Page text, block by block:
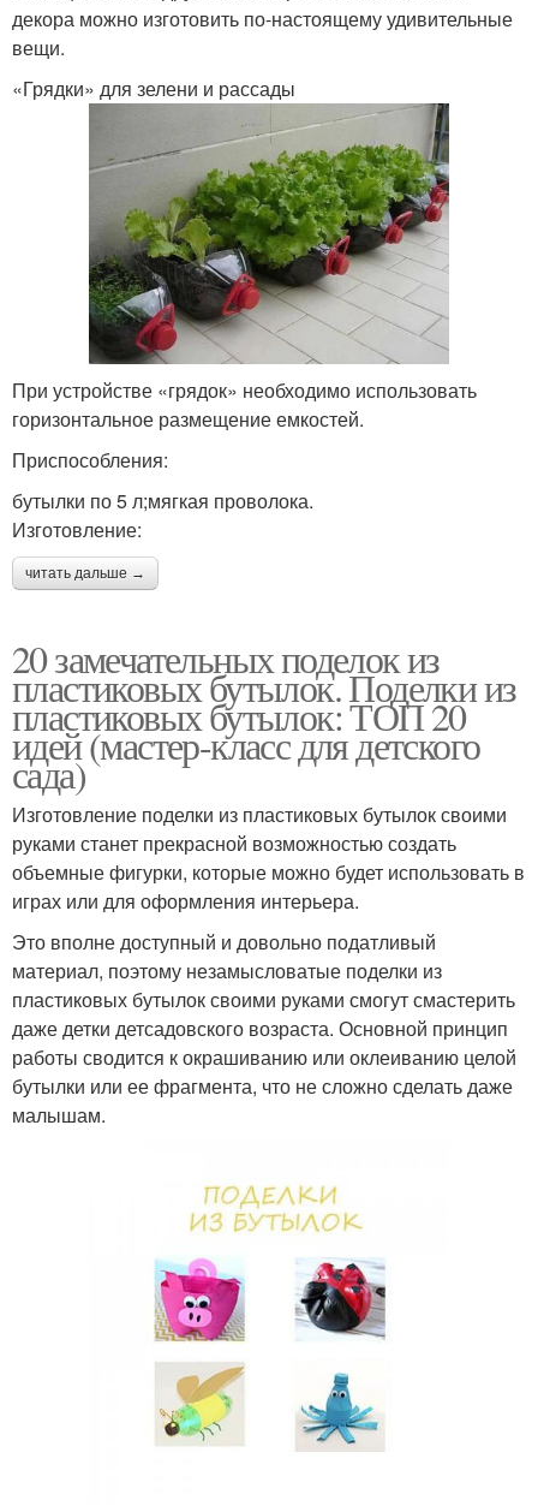
декора можно изготовить по-настоящему удивительные
вещи.
«Грядки» для зелени и рассады
При устройстве «грядок» необходимо использовать
горизонтальное размещение емкостей.
Приспособления:
бутылки по 5 л;мягкая проволока.
Изготовление:
читать дальше →
20 замечательных поделок из
пластиковых бутылок. Поделки из
пластиковых бутылок: ТОП 20
идей (мастер-класс для детского
сада)
Изготовление поделки из пластиковых бутылок своими
руками станет прекрасной возможностью создать
объемные фигурки, которые можно будет использовать в
играх или для оформления интерьера.
Это вполне доступный и довольно податливый
материал, поэтому незамысловатые поделки из
пластиковых бутылок своими руками смогут смастерить
даже детки детсадовского возраста. Основной принцип
работы сводится к окрашиванию или оклеиванию целой
бутылки или ее фрагмента, что не сложно сделать даже
малышам.